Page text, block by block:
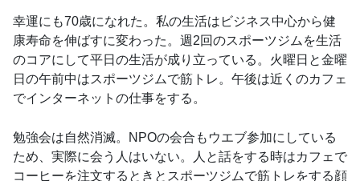
幸運にも70歳になれた。私の生活はビジネス中心から健
康寿命を伸ばすに変わった。週2回のスポーツジムを生活
のコアにして平日の生活が成り立っている。火曜日と金曜
日の午前中はスポーツジムで筋トレ。午後は近くのカフェ
でインターネットの仕事をする。
勉強会は自然消滅。NPOの会合もウエブ参加にしている
ため、実際に会う人はいない。人と話をする時はカフェで
コーヒーを注文するときとスポーツジムで筋トレをする顔